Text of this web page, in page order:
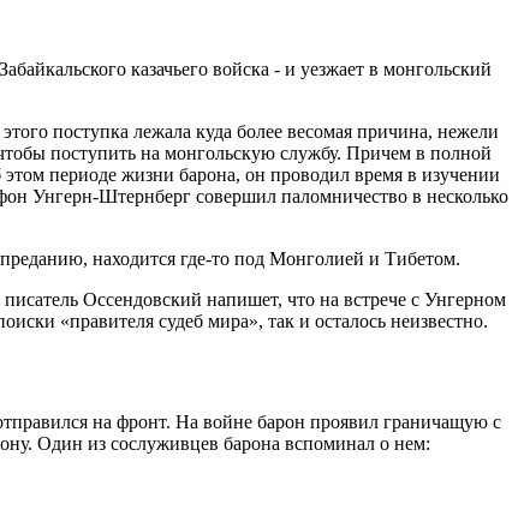
казачьего войска - и уезжает в монгольский
поступка лежала куда более весомая причина, нежели
поступить на монгольскую службу. Причем в полной
периоде жизни барона, он проводил время в изучении
Унгерн-Штернберг совершил паломничество в несколько
находится где-то под Монголией и Тибетом.
Оссендовский напишет, что на встрече с Унгерном
«правителя судеб мира», так и осталось неизвестно.
на фронт. На войне барон проявил граничащую с
Один из сослуживцев барона вспоминал о нем: